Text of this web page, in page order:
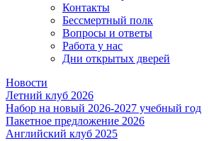
Контакты
Бессмертный полк
Вопросы и ответы
Работа у нас
Дни открытых дверей
Новости
Летний клуб 2026
Набор на новый 2026-2027 учебный год
Пакетное предложение 2026
Английский клуб 2025